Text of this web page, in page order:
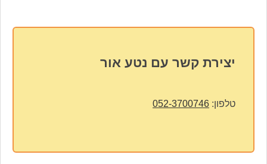
יצירת קשר עם נטע אור
טלפון: 052-3700746